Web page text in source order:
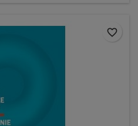
favorite_border